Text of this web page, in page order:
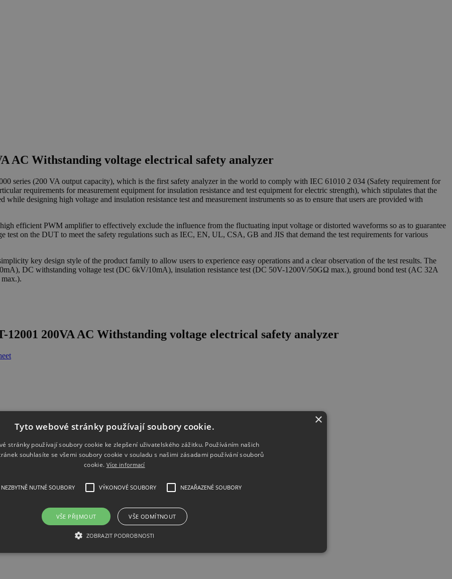
AC Withstanding voltage electrical safety analyzer
series (200 VA output capacity), which is the first safety analyzer in the world to comply with IEC 61010 2 034 (Safety requirement for
requirements for measurement equipment for insulation resistance and test equipment for electric strength), which stipulates that the
designing high voltage and insulation resistance test and measurement instruments so as to ensure that users are provided with
efficient PWM amplifier to effectively exclude the influence from the fluctuating input voltage or distorted waveforms so as to guarantee
on the DUT to meet the safety regulations such as IEC, EN, UL, CSA, GB and JIS that demand the test requirements for various
key design style of the product family to allow users to experience easy operations and a clear observation of the test results. The
DC withstanding voltage test (DC 6kV/10mA), insulation resistance test (DC 50V-1200V/50GΩ max.), ground bond test (AC 32A
12001 200VA AC Withstanding voltage electrical safety analyzer
AC Withstanding voltage electrical safety analyzer
1000m
×
Tyto webové stránky používají soubory cookie.
stránky používají soubory cookie ke zlepšení uživatelského zážitku. Používáním našich
souhlasíte se všemi soubory cookie v souladu s našimi zásadami používání souborů
cookie. Více informací
NEZBYTNĚ NUTNÉ SOUBORY VÝKONOVÉ SOUBORY NEZAŘAZENÉ SOUBORY
VŠE PŘIJMOUT VŠE ODMÍTNOUT
ZOBRAZIT PODROBNOSTI